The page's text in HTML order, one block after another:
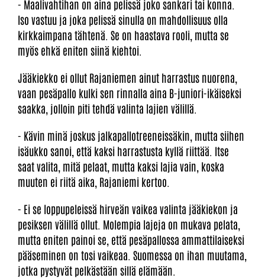
- Maalivahtihan on aina pelissä joko sankari tai konna.
Iso vastuu ja joka pelissä sinulla on mahdollisuus olla
kirkkaimpana tähtenä. Se on haastava rooli, mutta se
myös ehkä eniten siinä kiehtoi.
Jääkiekko ei ollut Rajaniemen ainut harrastus nuorena,
vaan pesäpallo kulki sen rinnalla aina B-juniori-ikäiseksi
saakka, jolloin piti tehdä valinta lajien välillä.
- Kävin minä joskus jalkapallotreeneissäkin, mutta siihen
isäukko sanoi, että kaksi harrastusta kyllä riittää. Itse
saat valita, mitä pelaat, mutta kaksi lajia vain, koska
muuten ei riitä aika, Rajaniemi kertoo.
- Ei se loppupeleissä hirveän vaikea valinta jääkiekon ja
pesiksen välillä ollut. Molempia lajeja on mukava pelata,
mutta eniten painoi se, että pesäpallossa ammattilaiseksi
pääseminen on tosi vaikeaa. Suomessa on ihan muutama,
jotka pystyvät pelkästään sillä elämään.